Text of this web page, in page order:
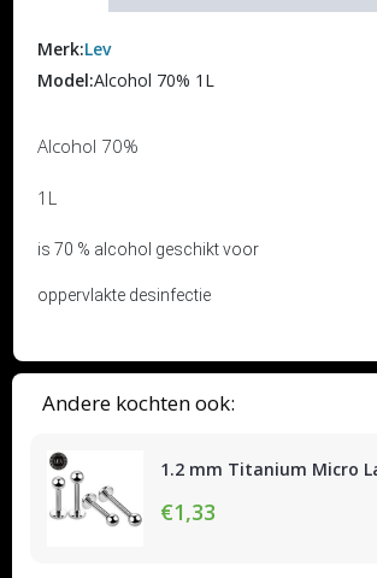
Andere kochten ook:
1.2 mm Titanium Micro
€1,33
Merk:Lev
Model:Alcohol 70% 1L
Alcohol 70%
1L
is 70 % alcohol geschikt voor
oppervlakte desinfectie